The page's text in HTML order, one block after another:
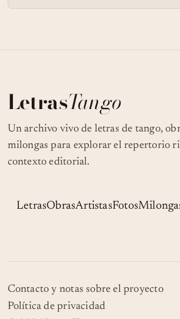
LetrasTango
Un archivo vivo de letras de tango,
milongas para explorar el repertorio
contexto editorial.
LetrasObrasArtistasFotos
Contacto y notas sobre el proyecto
Política de privacidad